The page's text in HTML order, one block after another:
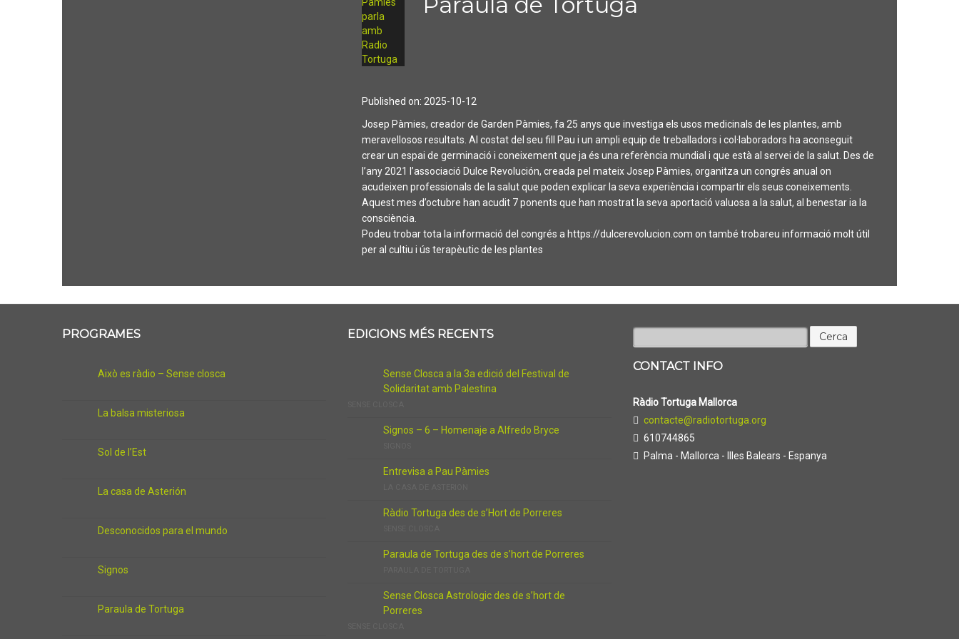
Published on: 2025-10-12
Josep Pàmies, creador de Garden Pàmies, fa 25 anys que investiga els usos medicinals de les plantes, amb
meravellosos resultats. Al costat del seu fill Pau i un ampli equip de treballadors i col·laboradors ha aconseguit
crear un espai de germinació i coneixement que ja és una referència mundial i que està al servei de la salut. Des de
l’any 2021 l’associació Dulce Revolución, creada pel mateix Josep Pàmies, organitza un congrés anual on
acudeixen professionals de la salut que poden explicar la seva experiència i compartir els seus coneixements.
Aquest mes d’octubre han acudit 7 ponents que han mostrat la seva aportació valuosa a la salut, al benestar ia la
consciència.
Podeu trobar tota la informació del congrés a https://dulcerevolucion.com on també trobareu informació molt útil
per al cultiu i ús terapèutic de les plantes
PROGRAMES
Això es ràdio – Sense closca
La balsa misteriosa
Sol de l’Est
La casa de Asterión
Desconocidos para el mundo
Signos
Paraula de Tortuga
EDICIONS MÉS RECENTS
Sense Closca a la 3a edició del Festival de
Solidaritat amb Palestina
Signos – 6 – Homenaje a Alfredo Bryce
Entrevisa a Pau Pàmies
Ràdio Tortuga des de s’Hort de Porreres
Paraula de Tortuga des de s’hort de Porreres
Sense Closca Astrologic des de s’hort de
Porreres
Cerca:
CONTACT INFO
Ràdio Tortuga Mallorca
contacte@radiotortuga.org
610744865
Palma - Mallorca - Illes Balears - Espanya